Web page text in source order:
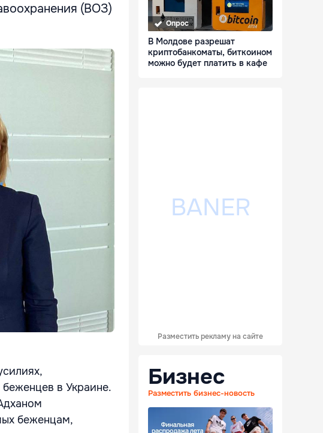
(ВОЗ)
в Украине.
беженцам,
Опрос
В Молдове разрешат
криптобанкоматы, биткоином
можно будет платить в кафе
Разместить рекламу на сайте
Бизнес
Разместить бизнес-новость